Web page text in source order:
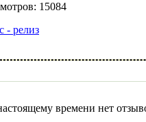
15084
- релиз
времени нет